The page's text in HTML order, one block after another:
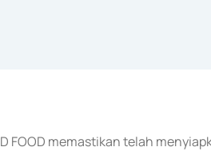
FOOD memastikan telah